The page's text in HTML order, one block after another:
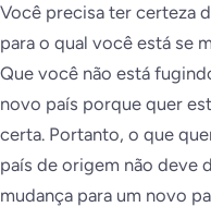
Você precisa ter certeza
para o qual você está se
Que você não está
novo país porque quer
certa. Portanto, o que
país de origem não deve
mudança para um novo